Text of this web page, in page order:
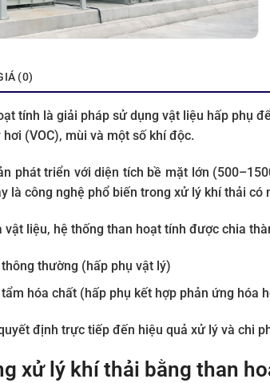
(0)
tính là giải pháp sử dụng vật liệu hấp phụ
(VOC), mùi và một số khí độc.
phát triển với diện tích bề mặt lớn
là công nghệ phổ biến trong xử lý khí thải
liệu, hệ thống than hoạt tính được chia
thường (hấp phụ vật lý)
hóa chất (hấp phụ kết hợp phản ứng hóa
định trực tiếp đến hiệu quả xử lý và chi
xử lý khí thải bằng than